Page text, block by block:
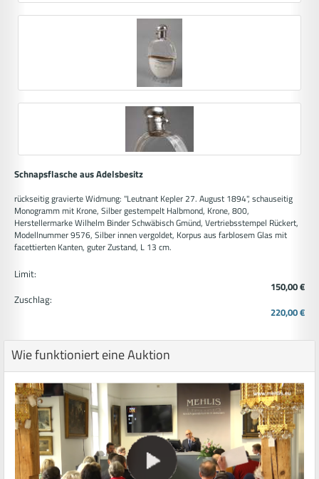
Schnapsflasche aus Adelsbesitz
rückseitig gravierte Widmung: "Leutnant Kepler 27. August 1894", schauseitig
Monogramm mit Krone, Silber gestempelt Halbmond, Krone, 800,
Herstellermarke Wilhelm Binder Schwäbisch Gmünd, Vertriebsstempel Rückert,
Modellnummer 9576, Silber innen vergoldet, Korpus aus farblosem Glas mit
facettierten Kanten, guter Zustand, L 13 cm.
Limit:
150,00 €
Zuschlag:
220,00 €
Wie funktioniert eine Auktion